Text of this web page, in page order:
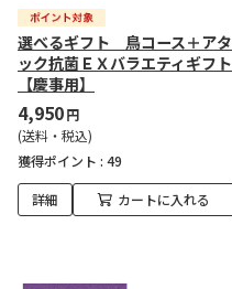
選べるギフト 鳥コース＋アタ
ック抗菌ＥＸバラエティギフト
【慶事用】
4,950円
(送料・税込)
獲得ポイント : 49
詳細 カートに入れる